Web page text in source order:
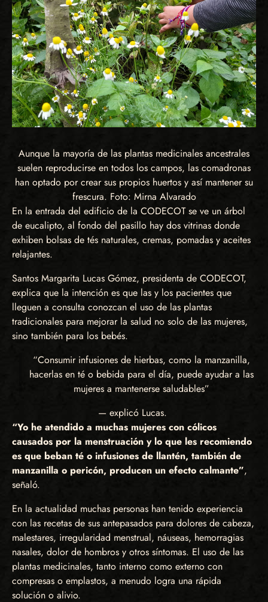
Aunque la mayoría de las plantas medicinales ancestrales
suelen reproducirse en todos los campos, las comadronas
han optado por crear sus propios huertos y así mantener su
frescura. Foto: Mirna Alvarado
En la entrada del edificio de la CODECOT se ve un árbol
de eucalipto, al fondo del pasillo hay dos vitrinas donde
exhiben bolsas de tés naturales, cremas, pomadas y aceites
relajantes.
Santos Margarita Lucas Gómez, presidenta de CODECOT,
explica que la intención es que las y los pacientes que
lleguen a consulta conozcan el uso de las plantas
tradicionales para mejorar la salud no solo de las mujeres,
sino también para los bebés.
“Consumir infusiones de hierbas, como la manzanilla,
hacerlas en té o bebida para el día, puede ayudar a las
mujeres a mantenerse saludables”
— explicó Lucas.
“Yo he atendido a muchas mujeres con cólicos
causados por la menstruación y lo que les recomiendo
es que beban té o infusiones de llantén, también de
manzanilla o pericón, producen un efecto calmante”,
señaló.
En la actualidad muchas personas han tenido experiencia
con las recetas de sus antepasados para dolores de cabeza,
malestares, irregularidad menstrual, náuseas, hemorragias
nasales, dolor de hombros y otros síntomas. El uso de las
plantas medicinales, tanto interno como externo con
compresas o emplastos, a menudo logra una rápida
solución o alivio.